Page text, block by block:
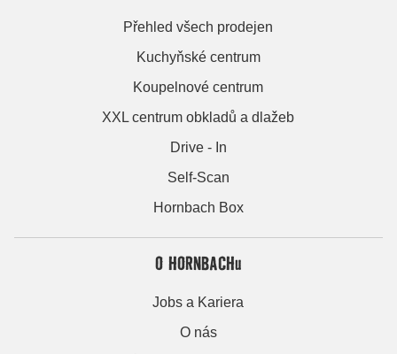
Přehled všech prodejen
Kuchyňské centrum
Koupelnové centrum
XXL centrum obkladů a dlažeb
Drive - In
Self-Scan
Hornbach Box
O HORNBACHu
Jobs a Kariera
O nás